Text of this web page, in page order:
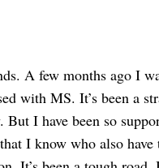
A few months ago I
with MS. It’s been a
But I have been so
I know who also have